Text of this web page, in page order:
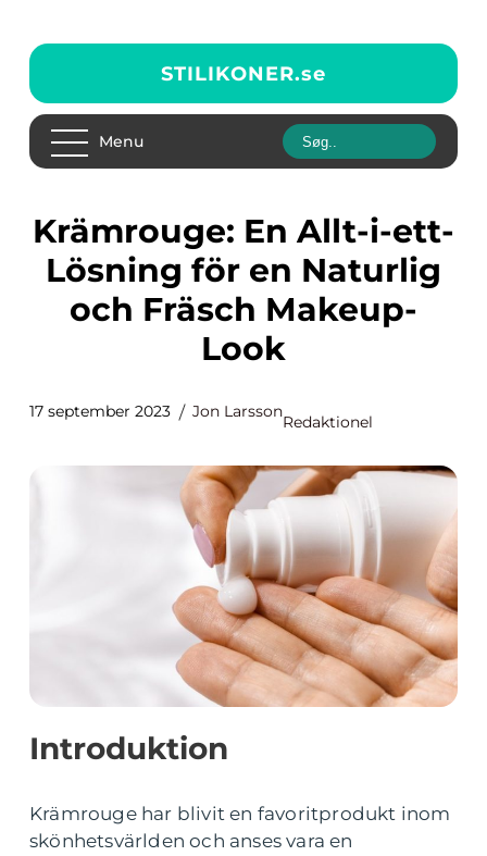
STILIKONER.se
Menu
Krämrouge: En Allt-i-ett-
Lösning för en Naturlig
och Fräsch Makeup-
Look
17 september 2023 Jon Larsson
Redaktionel
Introduktion
Krämrouge har blivit en favoritprodukt inom
skönhetsvärlden och anses vara en